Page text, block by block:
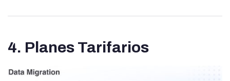
4. Planes Tarifarios